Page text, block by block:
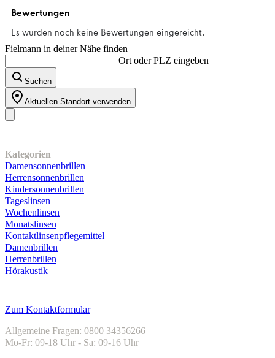
Bewertungen
Fielmann in deiner Nähe finden
Ort oder PLZ eingeben
Suchen
Aktuellen Standort verwenden
Kategorien
Damensonnenbrillen
Herrensonnenbrillen
Kindersonnenbrillen
Tageslinsen
Wochenlinsen
Monatslinsen
Kontaktlinsenpflegemittel
Damenbrillen
Herrenbrillen
Hörakustik
Zum Kontaktformular
Allgemeine Fragen: 0800 34356266
Mo-Fr: 09-18 Uhr - Sa: 09-16 Uhr